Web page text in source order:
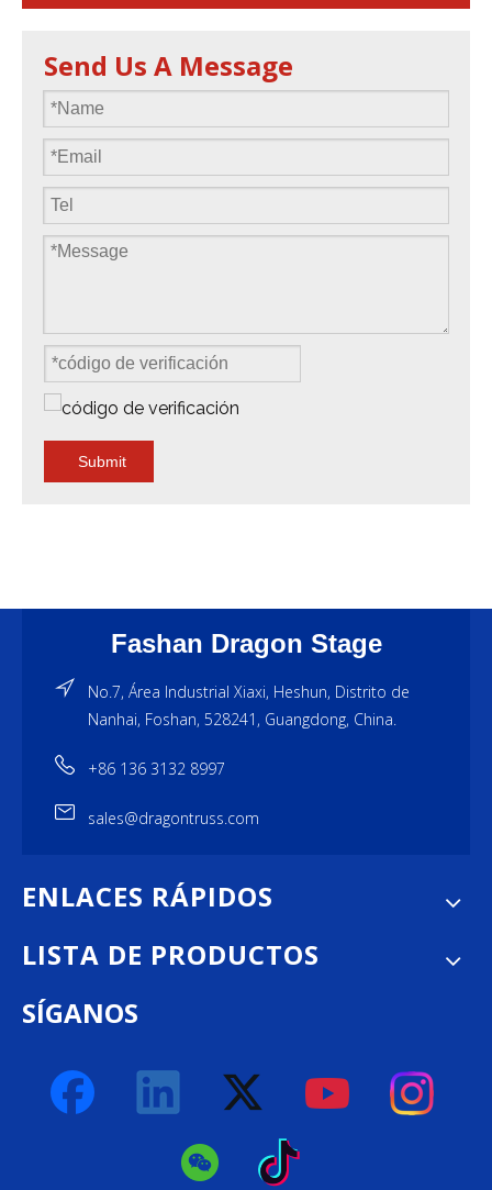
Send Us A Message
Submit
Fashan Dragon Stage
No.7, Área Industrial Xiaxi, Heshun, Distrito de
Nanhai, Foshan, 528241, Guangdong, China.
+86 136 3132 8997
sales@dragontruss.com
ENLACES RÁPIDOS
LISTA DE PRODUCTOS
SÍGANOS